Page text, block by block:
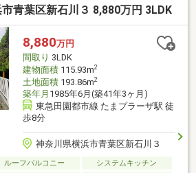
場・キッズスペースを完備。ご指定場
。お気軽にお問い合わせください♪
青葉区新石川３ 8,880万円 3LDK
8,880万円
間取り 3LDK
建物面積115.93m2
土地面積193.86m2
築年月 1985年6月(築41年3ヶ月)
東急田園都市線 たまプラーザ駅 徒
歩8分
神奈川県横浜市青葉区新石川３
ルーフバルコニー システムキッチン